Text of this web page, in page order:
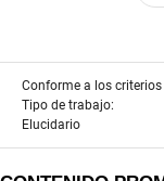
Conforme a los criterios
Tipo de trabajo:
Elucidario